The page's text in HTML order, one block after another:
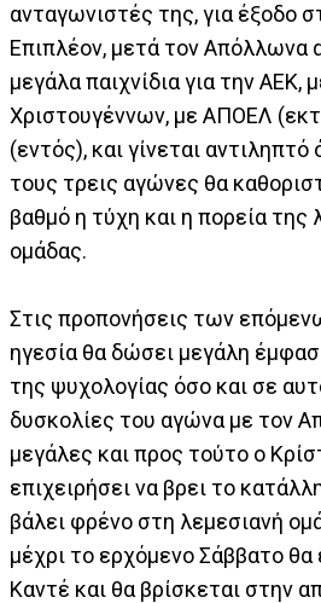
ανταγωνιστές της, για έξοδο
Επιπλέον, μετά τον Απόλλωνα
μεγάλα παιχνίδια για την ΑΕΚ,
Χριστουγέννων, με ΑΠΟΕΛ
(εντός), και γίνεται
τους τρεις αγώνες θα
βαθμό η τύχη και η πορεία της
ομάδας.
Στις προπονήσεις των
ηγεσία θα δώσει μεγάλη
της ψυχολογίας όσο και σε
δυσκολίες του αγώνα με τον
μεγάλες και προς τούτο ο
επιχειρήσει να βρει το
βάλει φρένο στη λεμεσιανή
μέχρι το ερχόμενο Σάββατο θα
Καντέ και θα βρίσκεται στην